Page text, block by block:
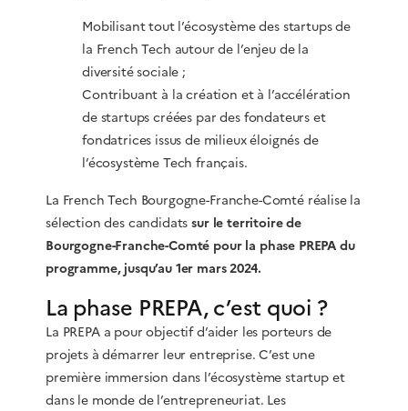
Mobilisant tout l’écosystème des startups de
la French Tech autour de l’enjeu de la
diversité sociale ;
Contribuant à la création et à l’accélération
de startups créées par des fondateurs et
fondatrices issus de milieux éloignés de
l’écosystème Tech français.
La French Tech Bourgogne-Franche-Comté réalise la
sélection des candidatssur le territoire de
Bourgogne-Franche-Comté pour la phase PREPA du
programme, jusqu’au 1er mars 2024.
La phase PREPA, c’est quoi ?
La PREPA a pour objectif d’aider les porteurs de
projets à démarrer leur entreprise. C’est une
première immersion dans l’écosystème startup et
dans le monde de l’entrepreneuriat. Les